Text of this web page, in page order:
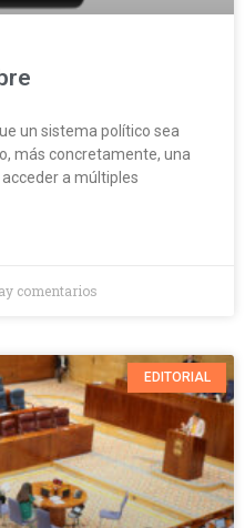
un sistema político sea
más concretamente, una
a múltiples
comentarios
EDITORIAL